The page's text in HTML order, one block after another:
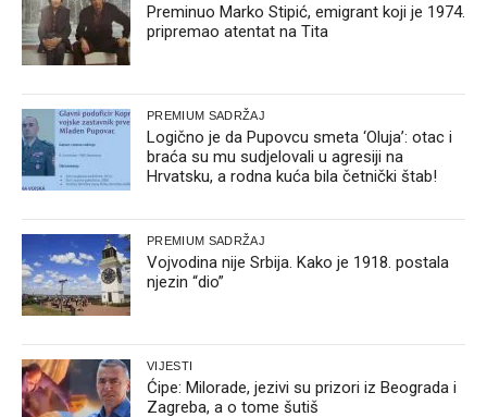
Preminuo Marko Stipić, emigrant koji je 1974.
pripremao atentat na Tita
PREMIUM SADRŽAJ
Logično je da Pupovcu smeta ‘Oluja’: otac i
braća su mu sudjelovali u agresiji na
Hrvatsku, a rodna kuća bila četnički štab!
PREMIUM SADRŽAJ
Vojvodina nije Srbija. Kako je 1918. postala
njezin “dio”
VIJESTI
Ćipe: Milorade, jezivi su prizori iz Beograda i
Zagreba, a o tome šutiš